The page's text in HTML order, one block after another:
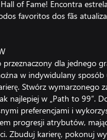
of Fame! Encontra
favoritos dos fãs
dla jednego
w indywidulany sposób
Stwórz wymarzonego
najlepiej w „Path to 99”.
preferencjami i
progresji atrybutów,
Zbuduj karierę, pokonuj